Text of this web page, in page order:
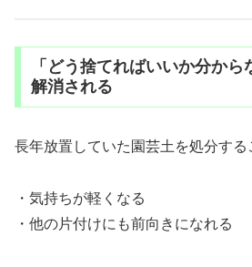
「どう捨てればいいか分か
解消される
長年放置していた園芸土を処分する
・気持ちが軽くなる
・他の片付けにも前向きになれる